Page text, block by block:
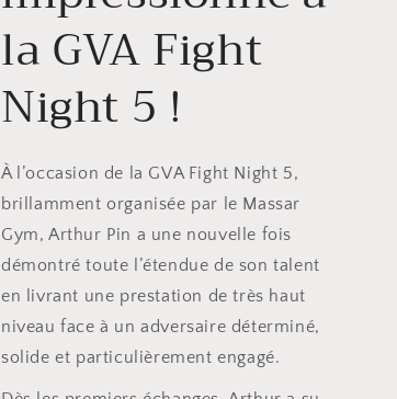
la GVA Fight
Night 5 !
À l’occasion de la GVA Fight Night 5,
brillamment organisée par le Massar
Gym, Arthur Pin a une nouvelle fois
démontré toute l’étendue de son talent
en livrant une prestation de très haut
niveau face à un adversaire déterminé,
solide et particulièrement engagé.